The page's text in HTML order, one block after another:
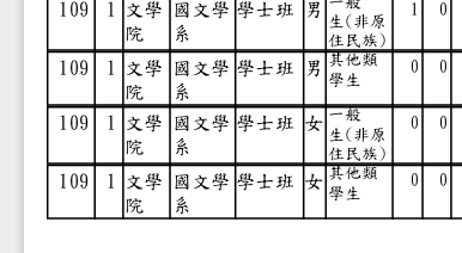
109 1
文學
院
國文學
系
學士班 男
生 (非原
住民族
)
1 0
109 1
文學
院
國文學
系
學士班 男
其他類
學生
0 0
109 1
文學
院
國文學
系
學士班 女
一般
生 (非原
住民族
)
0 0
109 1
文學
院
國文學
系
學士班 女
其他類
學生
0 0